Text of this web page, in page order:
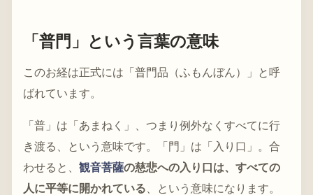
「普門」という言葉の意味
このお経は正式には「普門品（ふもんぼん）」と呼
ばれています。
「普」は「あまねく」、つまり例外なくすべてに行
き渡る、という意味です。「門」は「入り口」。合
わせると、 観音菩薩の慈悲への入り口は、すべての
人に平等に開かれている 、という意味になります。